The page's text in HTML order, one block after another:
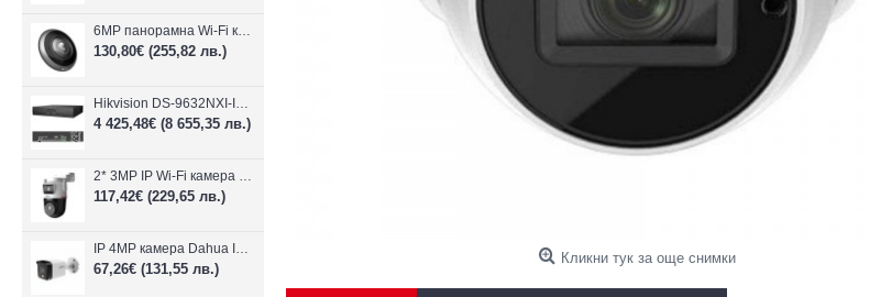
6MP панорамна Wi-Fi камерa Ezviz CS-E4p
130,80€ (255,82 лв.)
Hikvision DS-9632NXI-I8/VPro – 32-канален NVR с интелигентен AI анализ
4 425,48€ (8 655,35 лв.)
2* 3MP IP Wi-Fi камера Dahua P3D-3F-PV-P-0280B/0600B-PRO
117,42€ (229,65 лв.)
IP 4MP камера Dahua IPC-B1E40-A-0280B, 2.8mm, IR 30m
67,26€ (131,55 лв.)
Кликни тук за още снимки